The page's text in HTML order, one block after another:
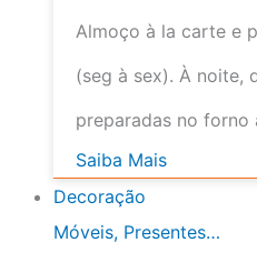
Almoço à la carte e
(seg à sex). À noite,
preparadas no forno
Saiba Mais
Decoração
Móveis, Presentes…